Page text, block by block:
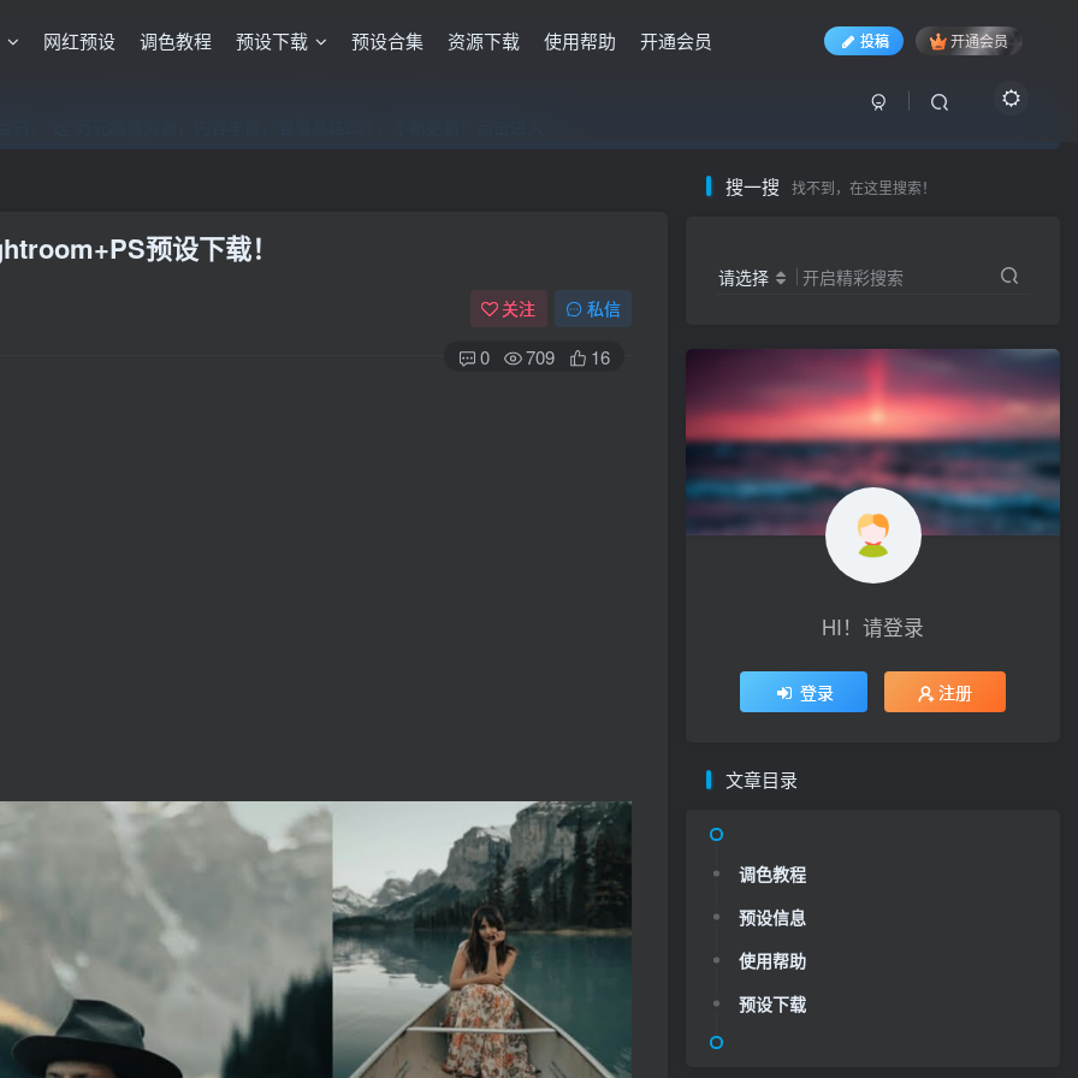
网红预设 调色教程 预设下载 预设合集 资源下载 使用帮助 开通会员 投稿 开通会员
员，”送“万元超值资源，内容丰富，容量高达20T，不断更新！点击进入……
预设下载！
关注 私信
0 709 16
搜一搜 找不到，在这里搜索！
请选择 开启精彩搜索
HI！请登录
登录 注册
文章目录
调色教程
预设信息
使用帮助
预设下载